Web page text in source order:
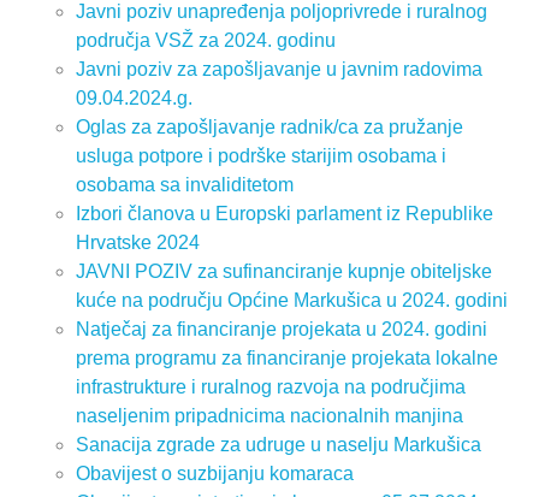
Javni poziv unapređenja poljoprivrede i ruralnog
područja VSŽ za 2024. godinu
Javni poziv za zapošljavanje u javnim radovima
09.04.2024.g.
Oglas za zapošljavanje radnik/ca za pružanje
usluga potpore i podrške starijim osobama i
osobama sa invaliditetom
Izbori članova u Europski parlament iz Republike
Hrvatske 2024
JAVNI POZIV za sufinanciranje kupnje obiteljske
kuće na području Općine Markušica u 2024. godini
Natječaj za financiranje projekata u 2024. godini
prema programu za financiranje projekata lokalne
infrastrukture i ruralnog razvoja na područjima
naseljenim pripadnicima nacionalnih manjina
Sanacija zgrade za udruge u naselju Markušica
Obavijest o suzbijanju komaraca